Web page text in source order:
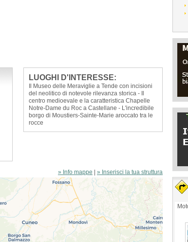
LUOGHI D'INTERESSE:
Il Museo delle Meraviglie a Tende con incisioni
del neolitico di notevole rilevanza storica - Il
centro medioevale e la caratteristica Chapelle
Notre-Dame du Roc a Castellane - L'incredibile
borgo di Moustiers-Sainte-Marie aroccato tra le
rocce
» Info mappe » Inserisci la tua struttura